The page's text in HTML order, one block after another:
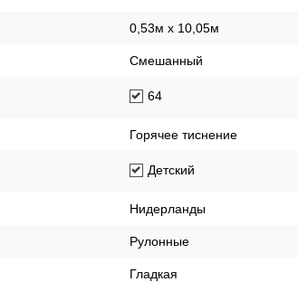
0,53м x 10,05м
Смешанный
64
Горячее тиснение
Детский
Нидерланды
Рулонные
Гладкая